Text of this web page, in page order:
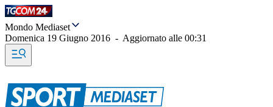
Mondo Mediaset
Domenica 19 Giugno 2016 - Aggiornato alle 00:31